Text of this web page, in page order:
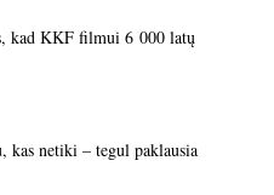
kad KKF filmui 6 000 latų
kas netiki – tegul paklausia